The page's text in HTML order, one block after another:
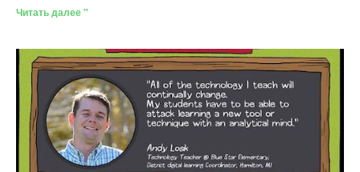
Читать далее "